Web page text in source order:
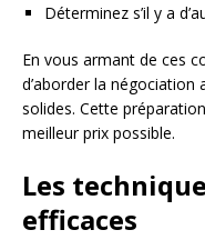
Déterminez s’il y a
En vous armant de ces
d’aborder la
solides. Cette
meilleur prix possible.
Les
efficaces